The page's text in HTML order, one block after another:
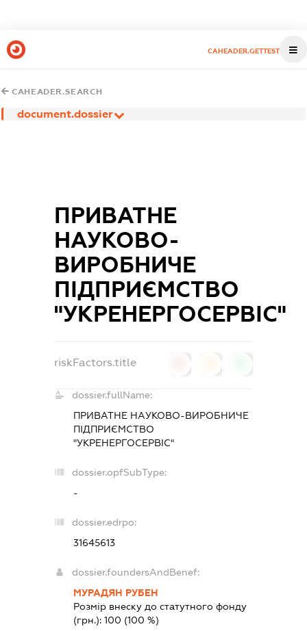
CAHEADER.GETTEST
CAHEADER.SEARCH
document.dossier
ПРИВАТНЕ
НАУКОВО-
ВИРОБНИЧЕ
ПІДПРИЄМСТВО
"УКРЕНЕРГОСЕРВІС"
riskFactors.title
dossier.fullName:
ПРИВАТНЕ НАУКОВО-ВИРОБНИЧЕ
ПІДПРИЄМСТВО
"УКРЕНЕРГОСЕРВІС"
dossier.opfSubType:
-
dossier.edrpo:
31645613
dossier.foundersAndBenef:
МУРАДЯН РУБЕН
Розмір внеску до статутного фонду
(грн.):100 (100 %)